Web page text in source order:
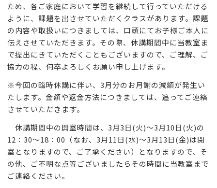
ため、各ご家庭において学習を継続して行っていただける
ように、課題を出させていただくクラスがあります。課題
の内容や取扱いにつきましては、口頭にてお子様ご本人に
伝えさせていただきます。その際、休講期間中に当教室ま
で提出にきていただくこともございますので、ご理解、ご
協力の程、何卒よろしくお願い申し上げます。
※今回の臨時休講に伴い、3月分のお月謝の減額が発生い
たします。金額や返金方法につきましては、追ってご連絡
させていただきます。
休講期間中の開室時間は、3月3日(火)～3月10日(火)の
12：30～18：00（なお、3月11日(水)～3月13日(金)は閉
室となりますので、ご了承ください）となりますので、そ
の他、ご不明な点等ございましたらその時間に当教室まで
ご連絡ください。